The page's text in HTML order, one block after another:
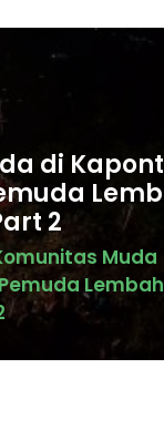
di Kapont
Lemb
2
Muda
Lembah